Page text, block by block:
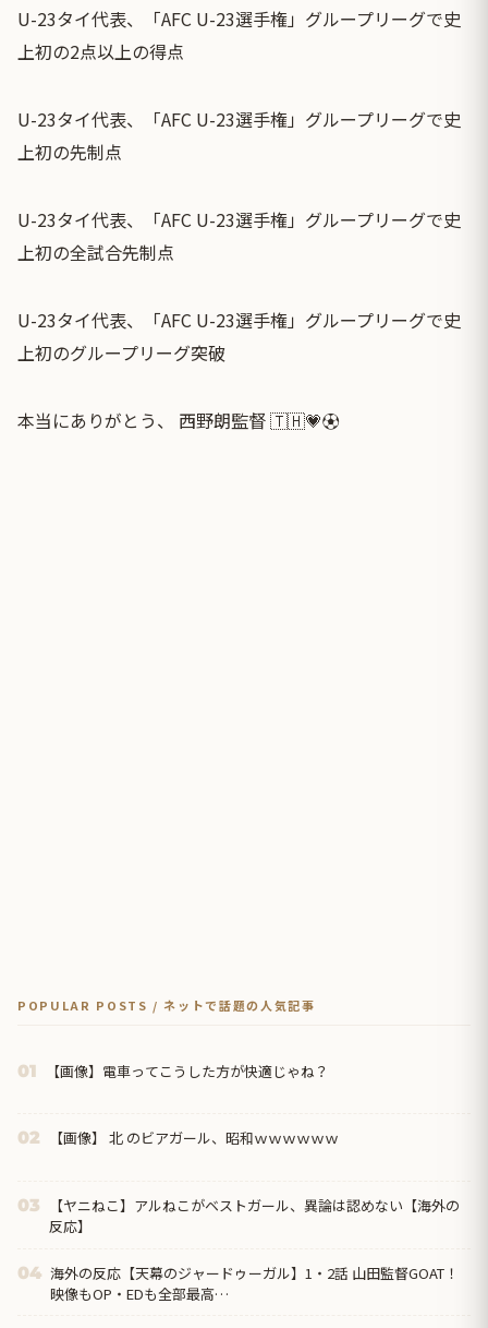
U-23タイ代表、「AFC U-23選手権」グループリーグで史
上初の2点以上の得点
U-23タイ代表、「AFC U-23選手権」グループリーグで史
上初の先制点
U-23タイ代表、「AFC U-23選手権」グループリーグで史
上初の全試合先制点
U-23タイ代表、「AFC U-23選手権」グループリーグで史
上初のグループリーグ突破
本当にありがとう、 西野朗監督 🇹🇭💗⚽️
POPULAR POSTS / ネットで話題の人気記事
01 【画像】電車ってこうした方が快適じゃね？
02 【画像】 北 のビアガール、昭和ｗｗｗｗｗｗ
03
【ヤニねこ】アルねこがベストガール、異論は認めない【海外の
反応】
04 海外の反応【天幕のジャードゥーガル】1・2話 山田監督GOAT！
映像もOP・EDも全部最高…